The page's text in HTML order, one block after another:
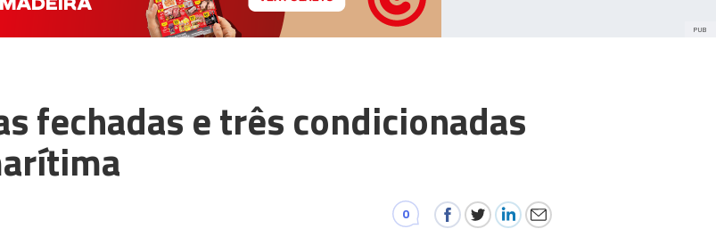
PUB
fechadas e três condicionadas
0